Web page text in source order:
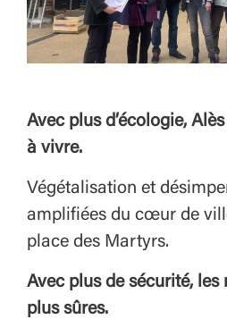
Avec plus d’écologie,
à vivre.
Végétalisation et
amplifiées du cœur de
place des Martyrs.
Avec plus de sécurité, les
plus sûres.